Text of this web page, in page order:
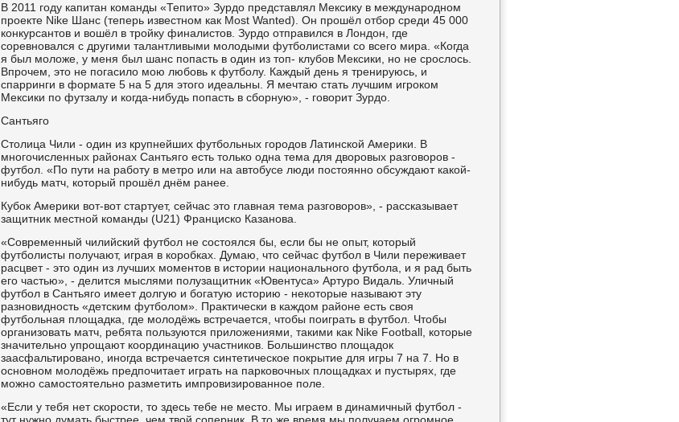
В 2011 году капитан команды «Тепито» Зурдо представлял Мексику в международном
проекте Nike Шанс (теперь известном как Most Wanted). Он прошёл отбор среди 45 000
конкурсантов и вошёл в тройку финалистов. Зурдо отправился в Лондон, где
соревновался с другими талантливыми молодыми футболистами со всего мира. «Когда
я был моложе, у меня был шанс попасть в один из топ- клубов Мексики, но не срослось.
Впрочем, это не погасило мою любовь к футболу. Каждый день я тренируюсь, и
спарринги в формате 5 на 5 для этого идеальны. Я мечтаю стать лучшим игроком
Мексики по футзалу и когда-нибудь попасть в сборную», - говорит Зурдо.
Сантьяго
Столица Чили - один из крупнейших футбольных городов Латинской Америки. В
многочисленных районах Сантьяго есть только одна тема для дворовых разговоров -
футбол. «По пути на работу в метро или на автобусе люди постоянно обсуждают какой-
нибудь матч, который прошёл днём ранее.
Кубок Америки вот-вот стартует, сейчас это главная тема разговоров», - рассказывает
защитник местной команды (U21) Франциско Казанова.
«Современный чилийский футбол не состоялся бы, если бы не опыт, который
футболисты получают, играя в коробках. Думаю, что сейчас футбол в Чили переживает
расцвет - это один из лучших моментов в истории национального футбола, и я рад быть
его частью», - делится мыслями полузащитник «Ювентуса» Артуро Видаль. Уличный
футбол в Сантьяго имеет долгую и богатую историю - некоторые называют эту
разновидность «детским футболом». Практически в каждом районе есть своя
футбольная площадка, где молодёжь встречается, чтобы поиграть в футбол. Чтобы
организовать матч, ребята пользуются приложениями, такими как Nike Football, которые
значительно упрощают координацию участников. Большинство площадок
заасфальтировано, иногда встречается синтетическое покрытие для игры 7 на 7. Но в
основном молодёжь предпочитает играть на парковочных площадках и пустырях, где
можно самостоятельно разметить импровизированное поле.
«Если у тебя нет скорости, то здесь тебе не место. Мы играем в динамичный футбол -